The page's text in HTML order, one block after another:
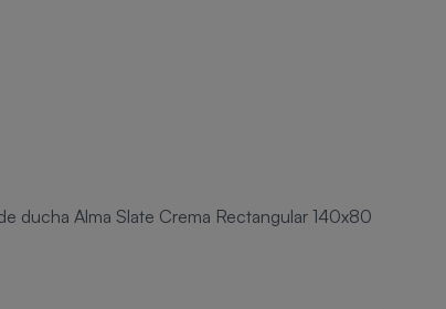
ducha Alma Slate Crema Rectangular 140x80